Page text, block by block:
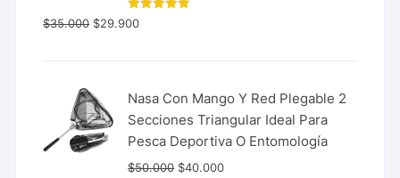
Valorado
con
$35.000 $29.900
Nasa Con Mango Y Red Plegable 2
Secciones Triangular Ideal Para
Pesca Deportiva O Entomología
$50.000 $40.000